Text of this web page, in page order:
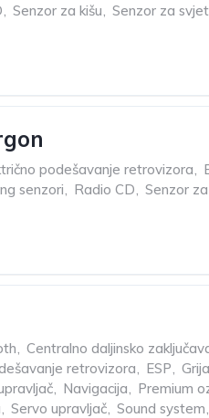
, Senzor za kišu, Senzor za
podešavanje retrovizora,
senzori, Radio CD, Senzor
, Centralno daljinsko
retrovizora, ESP,
, Navigacija, Premium
, Servo upravljač, Sound system,